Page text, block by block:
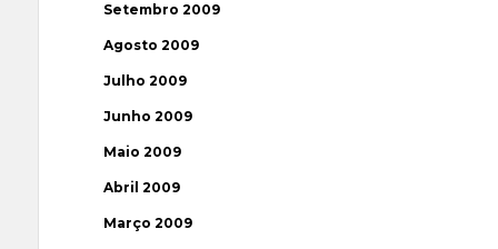
Setembro 2009
Agosto 2009
Julho 2009
Junho 2009
Maio 2009
Abril 2009
Março 2009